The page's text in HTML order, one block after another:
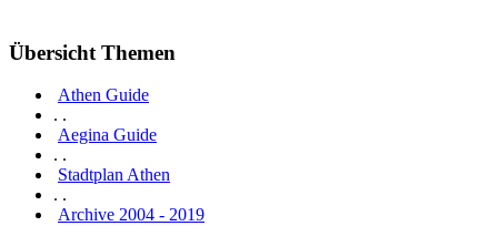
Übersicht Themen
Athen Guide
. .
Aegina Guide
. .
Stadtplan Athen
. .
Archive 2004 - 2019